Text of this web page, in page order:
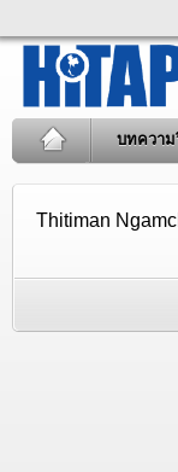
บทความ
Thitiman